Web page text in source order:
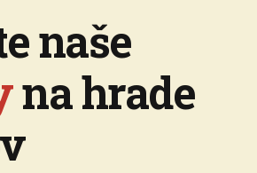
naše
na hrade